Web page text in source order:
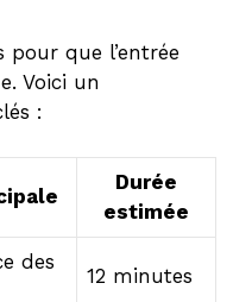
que l’entrée
Voici un
:
Durée
estimée
des
12 minutes